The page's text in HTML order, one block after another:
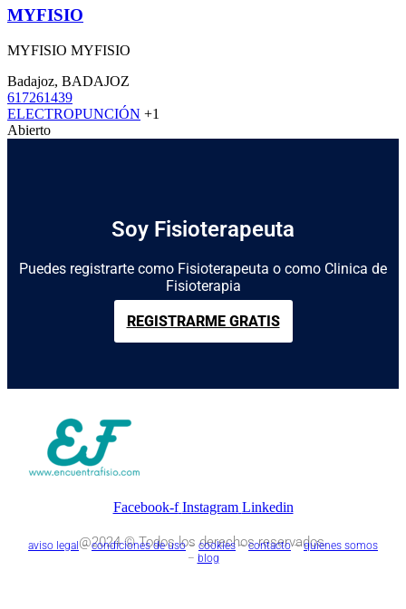
MYFISIO
MYFISIO MYFISIO
Badajoz, BADAJOZ
617261439
ELECTROPUNCIÓN +1
Abierto
Soy Fisioterapeuta
Puedes registrarte como Fisioterapeuta o como Clinica de
Fisioterapia
REGISTRARME GRATIS
Facebook-f Instagram Linkedin
@2024 © Todos los derechos reservados.
aviso legal–condiciones de uso– cookies –contacto–quienes somos
– blog